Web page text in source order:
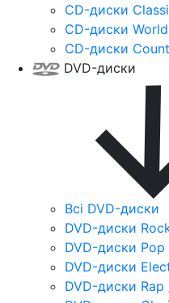
CD-диски
CD-диски
CD-диски
DVD-диски
Всі DVD-диски
DVD-диски
DVD-диски Pop
DVD-диски
DVD-диски